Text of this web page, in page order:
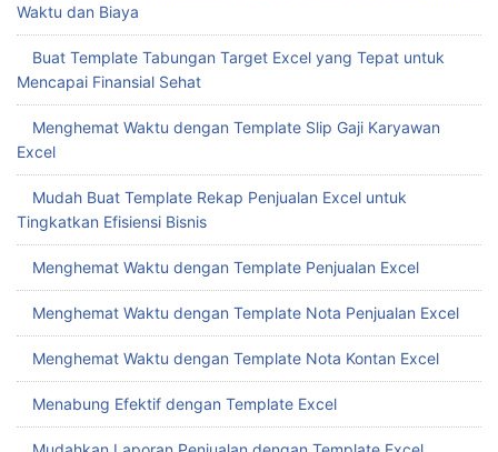
Waktu dan Biaya
Buat Template Tabungan Target Excel yang Tepat untuk
Mencapai Finansial Sehat
Menghemat Waktu dengan Template Slip Gaji Karyawan
Excel
Mudah Buat Template Rekap Penjualan Excel untuk
Tingkatkan Efisiensi Bisnis
Menghemat Waktu dengan Template Penjualan Excel
Menghemat Waktu dengan Template Nota Penjualan Excel
Menghemat Waktu dengan Template Nota Kontan Excel
Menabung Efektif dengan Template Excel